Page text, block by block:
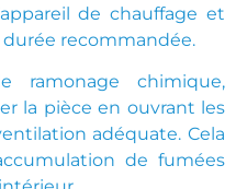
de chauffage et
recommandée.
ramonage chimique,
la pièce en ouvrant les
adéquate. Cela
de fumées